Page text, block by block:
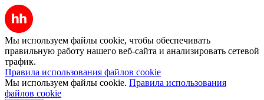
Мы используем файлы cookie, чтобы обеспечивать
правильную работу нашего веб-сайта и анализировать сетевой
трафик.
Правила использования файлов cookie
Мы используем файлы cookie. Правила использования
файлов cookie